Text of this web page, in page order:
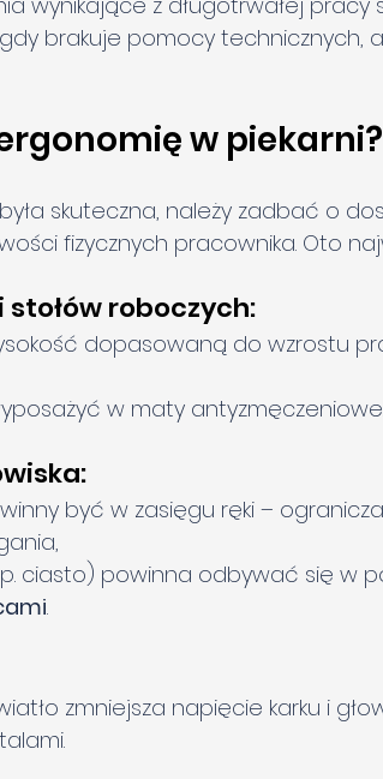
gdy brakuje pomocy technicznych,
w piekarni?
skuteczna, należy zadbać o
fizycznych pracownika. Oto
stołów roboczych:
dopasowaną do wzrostu
w maty antyzmęczeniowe.
być w zasięgu ręki –
ciasto) powinna odbywać się w
.
zmniejsza napięcie karku i